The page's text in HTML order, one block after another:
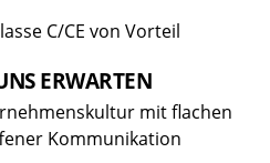
C/CE von Vorteil
ERWARTEN
mit flachen
Kommunikation